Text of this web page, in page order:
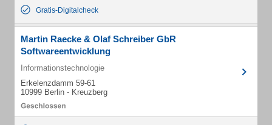
Gratis-Digitalcheck
Martin Raecke & Olaf Schreiber GbR
Softwareentwicklung
Informationstechnologie
Erkelenzdamm 59-61
10999 Berlin - Kreuzberg